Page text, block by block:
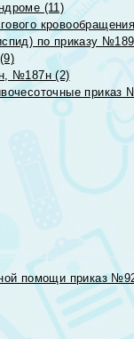
(11)
по приказу
№187н (2)
приказ
помощи приказ